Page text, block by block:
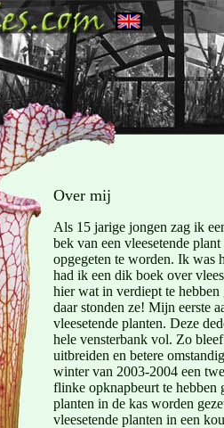
Over mij
Als 15 jarige jongen zag ik
bek van een vleesetende
opgegeten te worden. Ik was
had ik een dik boek over
hier wat in verdiept te
daar stonden ze! Mijn eerste
vleesetende planten. Deze
hele vensterbank vol. Zo
uitbreiden en betere
winter van 2003-2004 een
flinke opknapbeurt te hebben
planten in de kas worden
vleesetende planten in een